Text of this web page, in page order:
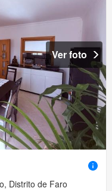
Ver foto
Distrito de Faro